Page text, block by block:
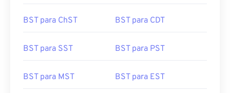
BST para ChST BST para CDT
BST para SST BST para PST
BST para MST BST para EST